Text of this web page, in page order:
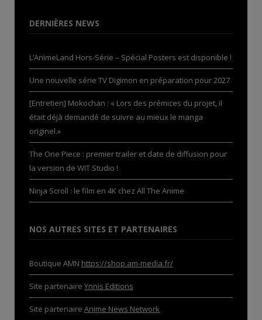
DERNIÈRES NEWS
L’AnimeLand Hors-Série – Spécial Posters est disponible !
Une nouvelle série TV Digimon en préparation pour 2027
[Entretien] Mokochan : « Lors des prémices du projet, il
était déjà demandé de suivre au mieux le manga
originel.»
The One Piece : premier trailer et date de diffusion pour
la version de WIT Studio !
Ninja Scroll : le film en 4K chez All The Anime
NOS AUTRES SITES ET PARTENAIRES
Boutique AMN https://shop.am-media.fr/
Site partenaire Ynnis Editions
Site partenaire Anime News Network